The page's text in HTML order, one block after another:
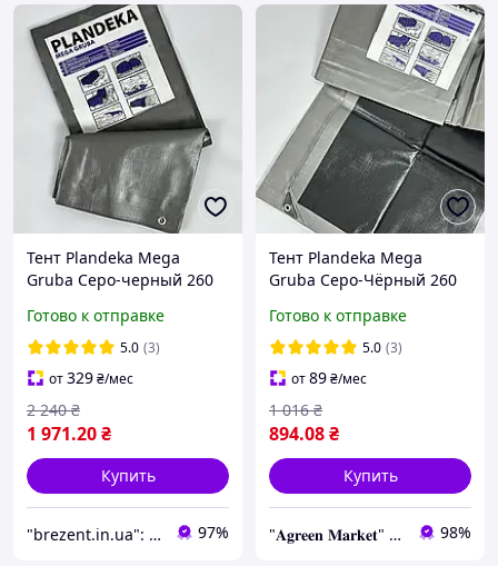
Тент Plandeka Mega
Gruba Серо-черный 260
защитный тент
Водонепроницаемый
тент-брезент
Готово к отправке
5.0 (3)
от329₴/мес
1 971.20₴
2 240 ₴
Купить
"brezent.in.ua": Интернет-магазин тентов и укрывных материалов для защиты от дождя, снега и солнца 97%
Тент Plandeka Mega
Gruba Серо-Чёрный 260
Универсальный
укрывной тент
Готово к отправке
5.0 (3)
от89₴/мес
894.08₴
1 016 ₴
Купить
"𝐀𝐠𝐫𝐞𝐞𝐧 𝐌𝐚𝐫𝐤𝐞𝐭" – Выращивайте мечту, а мы позаботимся обо всем остальном! 98%